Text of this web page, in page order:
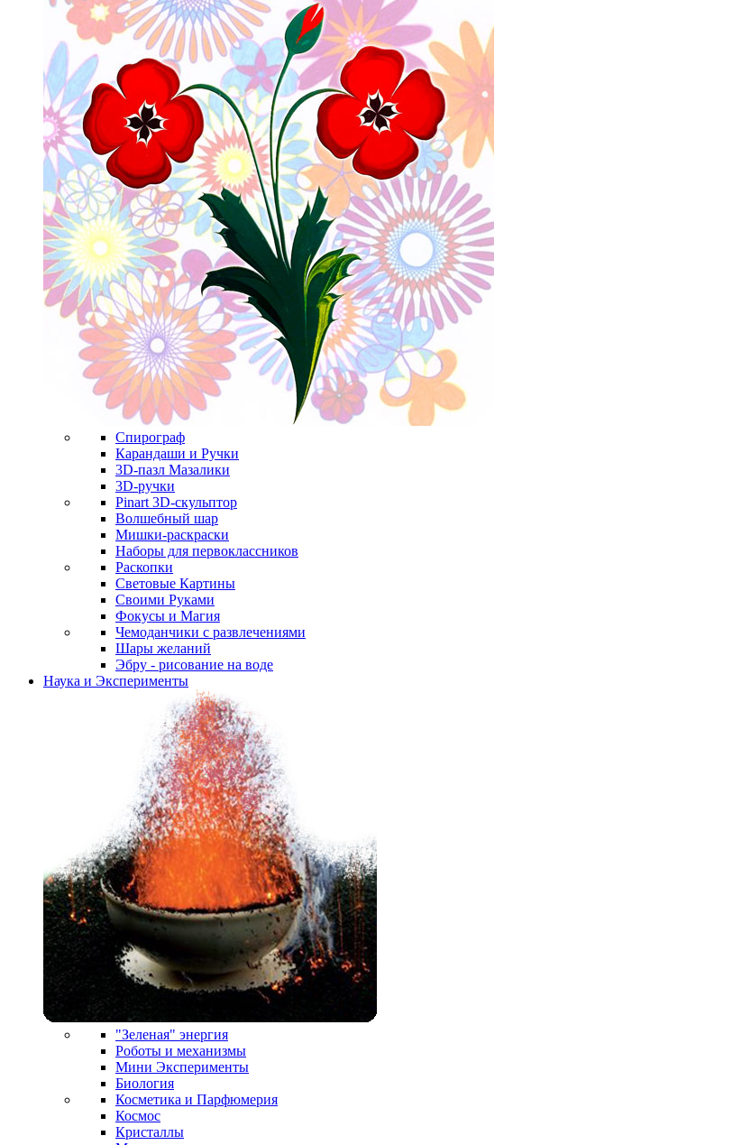
Спирограф
Карандаши и Ручки
3D-пазл Мазалики
3D-ручки
Pinart 3D-скульптор
Волшебный шар
Мишки-раскраски
Наборы для первоклассников
Раскопки
Световые Картины
Своими Руками
Фокусы и Магия
Чемоданчики с развлечениями
Шары желаний
Эбру - рисование на воде
Наука и Эксперименты
"Зеленая" энергия
Роботы и механизмы
Мини Эксперименты
Биология
Косметика и Парфюмерия
Космос
Кристаллы